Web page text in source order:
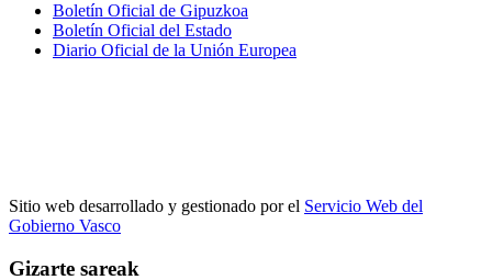
Boletín Oficial de Gipuzkoa
Boletín Oficial del Estado
Diario Oficial de la Unión Europea
Sitio web desarrollado y gestionado por el Servicio Web del
Gobierno Vasco
Gizarte sareak